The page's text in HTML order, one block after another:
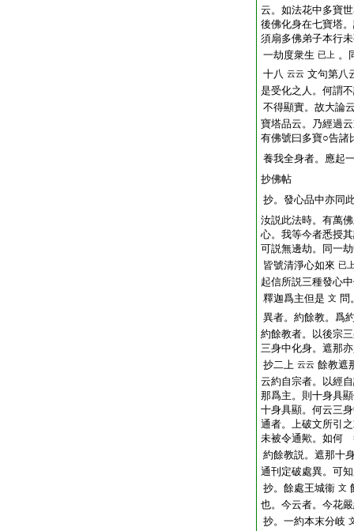
云。如法花中多寶
後佛化身在七寶塔
須扇多佛弟子本行
一劫度衆生 已上 。
十八 云云 文句第八
是受化之人。何謂
不得顯實。故大論
寶塔品云。乃經過
有佛號曰多寶○告諸
養我全身者。應起
抄佛帖
抄。發心品中亦同
汝説此法時。有萬
心。我等今者悉授
可説無邊劫。同一
皆號清淨心如來 已
起信所説三種發心
釋迦爲主但是 文 問
異者。約餘教。爲
約餘教者。以後宗
三身中化身。遮那
抄二上 云云 餘教遮
云約自宗者。以經
那爲主。則十身具
十身具顯。何云三
通者。上破文所引
未被令通歟。如何
約餘教説。遮那十
通刊定破處異。可
抄。餘處王城衞 文
也。今云者。今花
抄。一約本末分岐